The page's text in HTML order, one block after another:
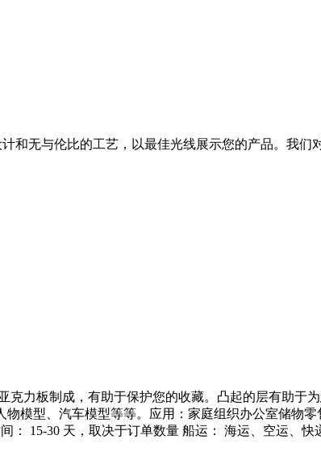
和无与伦比的工艺，以最佳光线展示您的产品。我
力板制成，有助于保护您的收藏。凸起的层有助于
模型、汽车模型等等。应用：家庭组织办公室储物
15-30 天，取决于订单数量 船运： 海运、空运、快